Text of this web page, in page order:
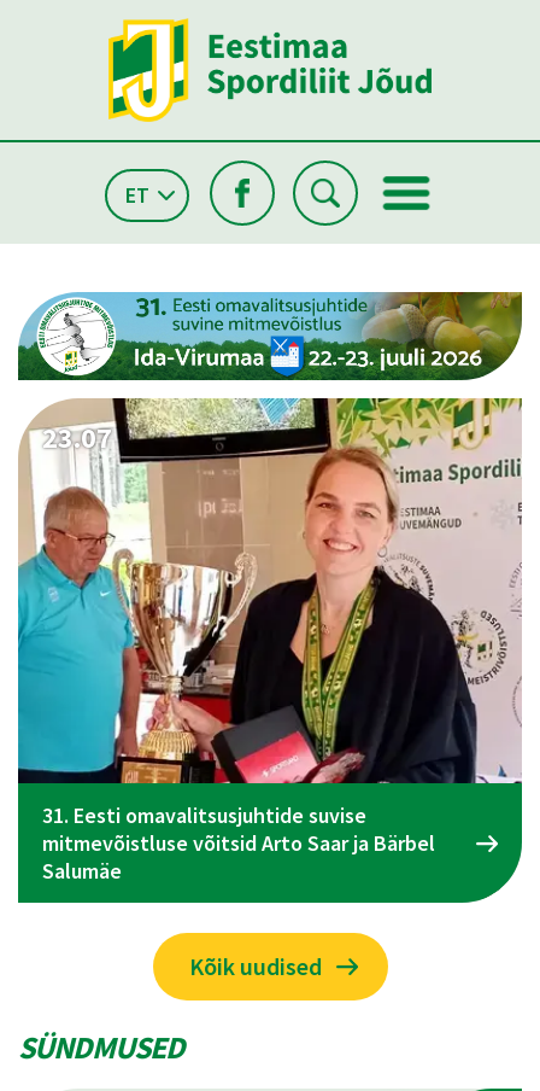
ET
23.07
31. Eesti omavalitsusjuhtide suvise
mitmevõistluse võitsid Arto Saar ja Bärbel
Salumäe
Kõik uudised
SÜNDMUSED